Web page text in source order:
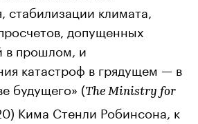
стабилизации климата,
допущенных
в прошлом, и
катастроф в грядущем — в
будущего» (The Ministry for
Кима Стенли Робинсона, к